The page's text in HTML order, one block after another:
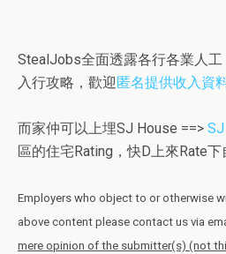
StealJobs全面透露各行各業人
入行攻略，歡迎 匿名提供收入資
而家仲可以上埋SJ House ==>
區的住宅Rating，快D上來Rate下
Employers who object to or otherwise
above content please contact us via
mere opinion of the submitter(s) (not